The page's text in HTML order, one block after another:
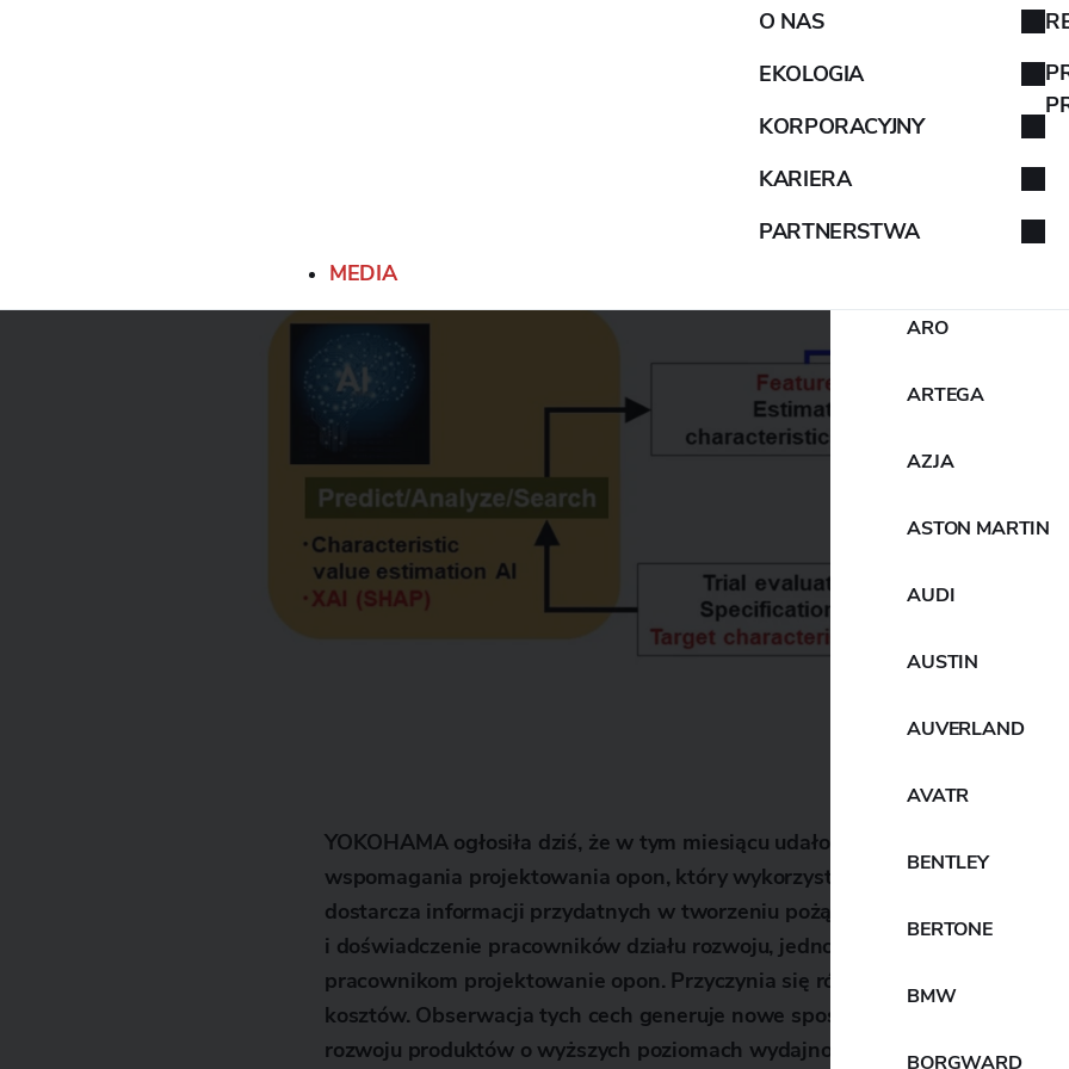
O NAS
EKOLOGIA
KORPORACYJNY
KARIERA
PARTNERSTWA
MEDIA
YOKOHAMA ogłosiła dziś, że w tym miesiącu udało jej się opracować
wspomagania projektowania opon, który wykorzystuje eXplainable AI
dostarcza informacji przydatnych w tworzeniu pożądanych cech opon.
i doświadczenie pracowników działu rozwoju, jednocześnie ułatwiając
pracownikom projektowanie opon. Przyczynia się również do szybszego
kosztów. Obserwacja tych cech generuje nowe spostrzeżenia i inspiracje,
rozwoju produktów o wyższych poziomach wydajności.
ALFA ROMEO
ARO
ARTEGA
AZJA
ASTON MARTIN
AUDI
AUSTIN
AUVERLAND
AVATR
BENTLEY
BERTONE
BMW
BORGWARD